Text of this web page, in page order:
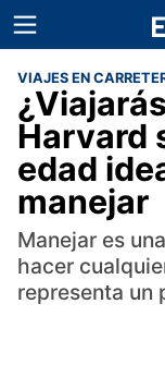
VIAJES EN
Harvard
edad
manejar
Manejar es
hacer
representa un